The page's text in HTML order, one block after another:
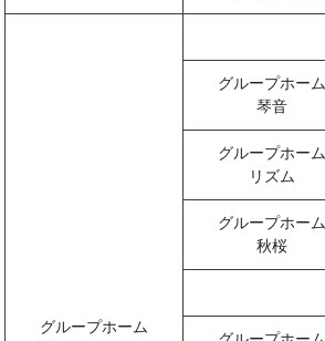
グループホーム
グループホーム
琴音
グループホーム
リズム
グループホーム
秋桜